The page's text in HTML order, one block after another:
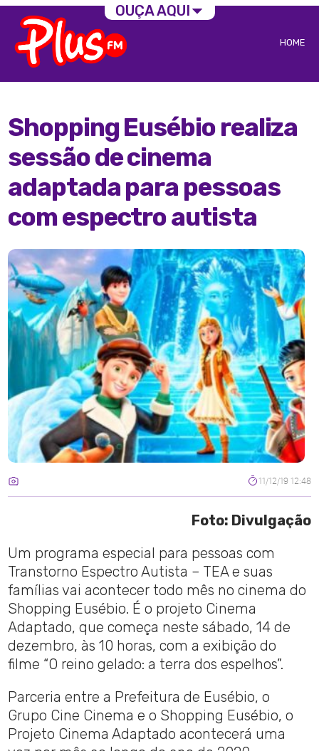
HOME
Shopping Eusébio realiza
sessão de cinema
adaptada para pessoas
com espectro autista
11/12/19 12:48
Foto: Divulgação
Um programa especial para pessoas com
Transtorno Espectro Autista – TEA e suas
famílias vai acontecer todo mês no cinema do
Shopping Eusébio. É o projeto Cinema
Adaptado, que começa neste sábado, 14 de
dezembro, às 10 horas, com a exibição do
filme “O reino gelado: a terra dos espelhos”.
Parceria entre a Prefeitura de Eusébio, o
Grupo Cine Cinema e o Shopping Eusébio, o
Projeto Cinema Adaptado acontecerá uma
OUÇA AQUI